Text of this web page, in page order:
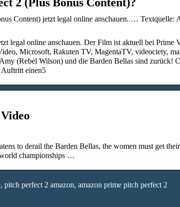
Content) jetzt legal online anschauen. … Textquelle:
legal online anschauen. Der Film ist aktuell bei Prime
Microsoft, Rakuten TV, MagentaTV, videociety,
(Rebel Wilson) und die Barden Bellas sind zurück!
Auftritt einen5
to derail the Barden Bellas, the women must get
world championships …
perfect 2 amazon, amazon prime pitch perfect 2